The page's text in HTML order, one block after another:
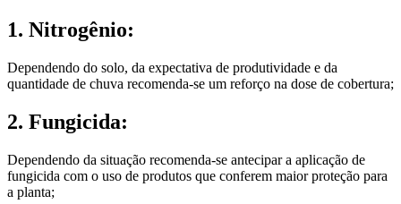
1. Nitrogênio:
Dependendo do solo, da expectativa de produtividade e da
quantidade de chuva recomenda-se um reforço na dose de cobertura;
2. Fungicida:
Dependendo da situação recomenda-se antecipar a aplicação de
fungicida com o uso de produtos que conferem maior proteção para
a planta;